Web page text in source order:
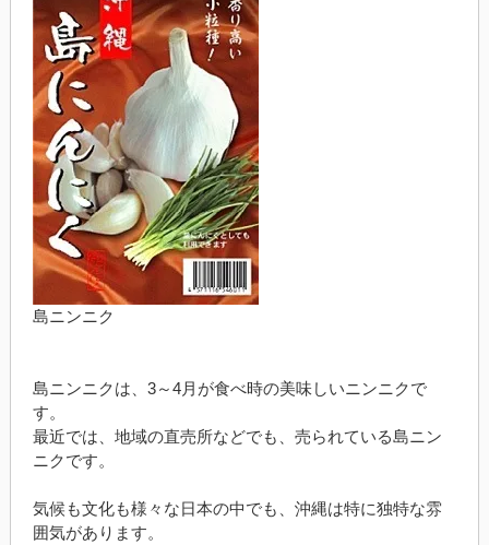
島ニンニク
島ニンニクは、3～4月が食べ時の美味しいニンニクで
す。
最近では、地域の直売所などでも、売られている島ニン
ニクです。
気候も文化も様々な日本の中でも、沖縄は特に独特な雰
囲気があります。